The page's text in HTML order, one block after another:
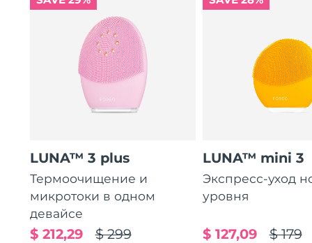
LUNA™ 3 plus
Термоочищение и
микротоки в одном
девайсе
$ 299
$ 212,29
LUNA™ mini 3
Экспресс-уход
уровня
$ 179
$ 127,09